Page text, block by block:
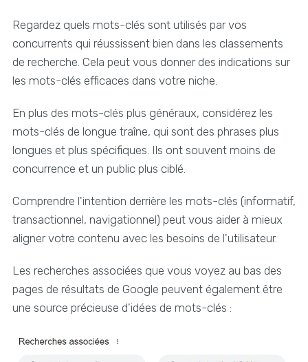
Regardez quels mots-clés sont utilisés par vos
concurrents qui réussissent bien dans les classements
de recherche. Cela peut vous donner des indications sur
les mots-clés efficaces dans votre niche.
En plus des mots-clés plus généraux, considérez les
mots-clés de longue traîne, qui sont des phrases plus
longues et plus spécifiques. Ils ont souvent moins de
concurrence et un public plus ciblé.
Comprendre l'intention derrière les mots-clés (informatif,
transactionnel, navigationnel) peut vous aider à mieux
aligner votre contenu avec les besoins de l'utilisateur.
Les recherches associées que vous voyez au bas des
pages de résultats de Google peuvent également être
une source précieuse d'idées de mots-clés :